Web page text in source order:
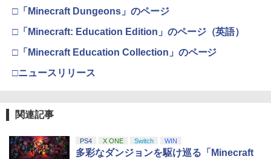
4
ニンテンドープリペイド番号 9000円|オ
5
￥5,000
【純正品】DualSense ワイヤレスコン
ZCT2J01)
5
￥10,737
4
【純正品】Xbox 充電式バッテリー + US
￥14,141
り来たる！スタジオ描き下ろしイラスト
ボード付) [Blu-ray]
￥10,780
□「Minecraft Dungeons」のページ
□「Minecraft: Education Edition」のページ（英語）
□「Minecraft Education Collection」のページ
□ニュースリリース
関連記事
PS4 X ONE Switch WIN
多彩なダンジョンを駆け巡る「Minecraft